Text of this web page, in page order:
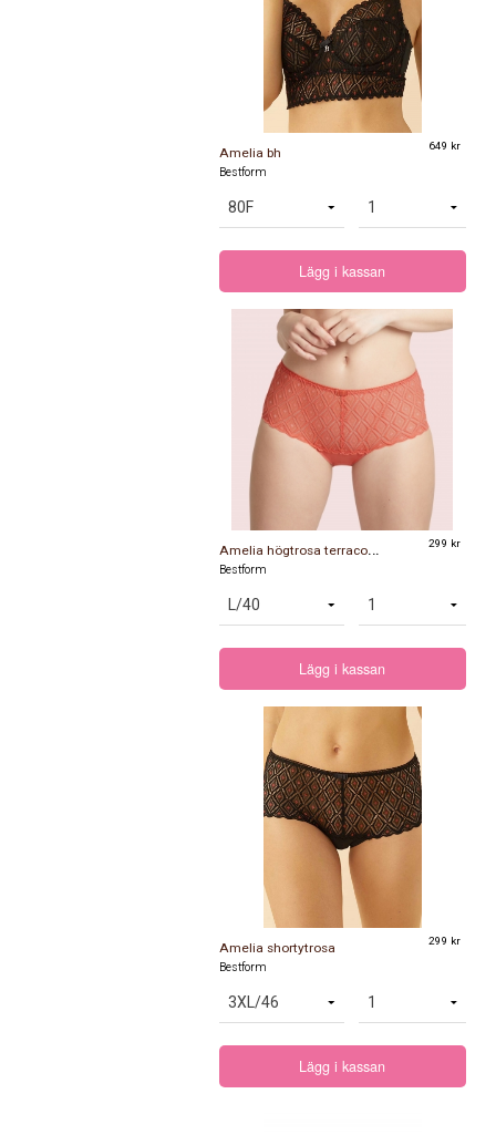
Amelia bh 649 kr
Bestform
Lägg i kassan
A
melia högtrosa terracotta 299 kr
Bestform
Lägg i kassan
Amelia shortytrosa 299 kr
Bestform
Lägg i kassan